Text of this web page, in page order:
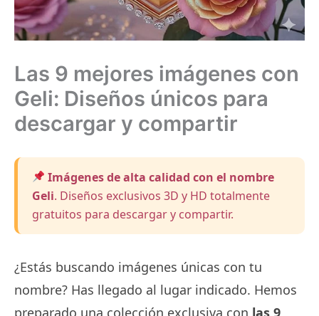
Las 9 mejores imágenes con
Geli: Diseños únicos para
descargar y compartir
Imágenes de alta calidad con el nombre
Geli. Diseños exclusivos 3D y HD totalmente
gratuitos para descargar y compartir.
¿Estás buscando imágenes únicas con tu
nombre? Has llegado al lugar indicado. Hemos
preparado una colección exclusiva con las 9